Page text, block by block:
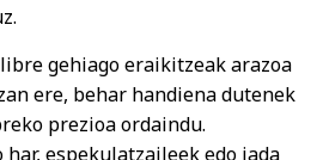
gehiago eraikitzeak arazoa
ere, behar handiena dutenek
prezioa ordaindu.
espekulatzaileek edo jada